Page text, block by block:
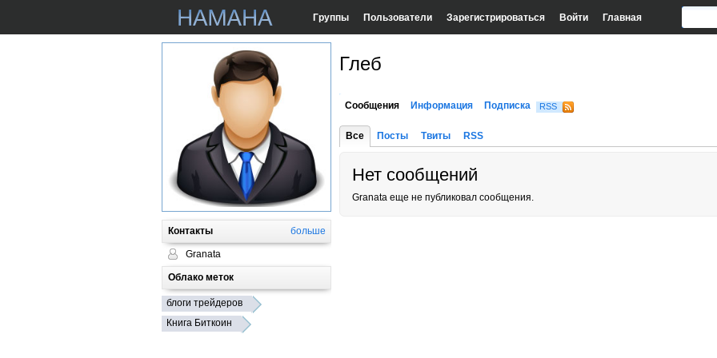
Группы Пользователи Зарегистрироваться Войти Главная
Контакты больше
Granata
Облако меток
блоги трейдеров
Книга Биткоин
Глеб
Сообщения Информация Подписка RSS
Все Посты Твиты RSS
Нет сообщений
Granata еще не публиковал сообщения.